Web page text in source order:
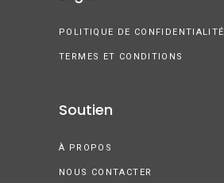
POLITIQUE DE CONFIDENTIALITÉ
TERMES ET CONDITIONS
Soutien
À PROPOS
NOUS CONTACTER